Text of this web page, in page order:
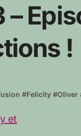
–
!
#Felicity #Oliver